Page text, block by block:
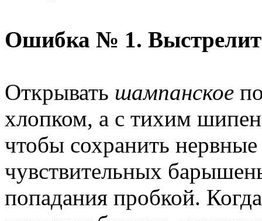
Ошибка № 1.
Открывать шампанское
хлопком, а с тихим
чтобы сохранить
чувствительных
попадания пробкой.